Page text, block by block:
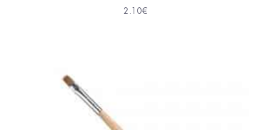
2.10€